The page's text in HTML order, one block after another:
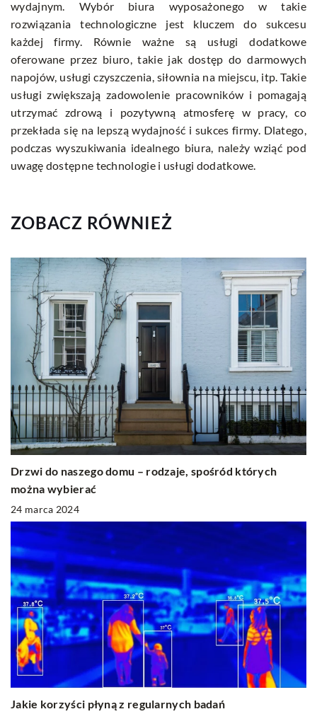
wydajnym. Wybór biura wyposażonego w takie
rozwiązania technologiczne jest kluczem do sukcesu
każdej firmy. Równie ważne są usługi dodatkowe
oferowane przez biuro, takie jak dostęp do darmowych
napojów, usługi czyszczenia, siłownia na miejscu, itp. Takie
usługi zwiększają zadowolenie pracowników i pomagają
utrzymać zdrową i pozytywną atmosferę w pracy, co
przekłada się na lepszą wydajność i sukces firmy. Dlatego,
podczas wyszukiwania idealnego biura, należy wziąć pod
uwagę dostępne technologie i usługi dodatkowe.
ZOBACZ RÓWNIEŻ
Drzwi do naszego domu – rodzaje, spośród których
można wybierać
24 marca 2024
Jakie korzyści płyną z regularnych badań